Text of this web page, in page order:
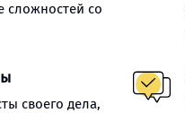
сложностей со
своего дела,